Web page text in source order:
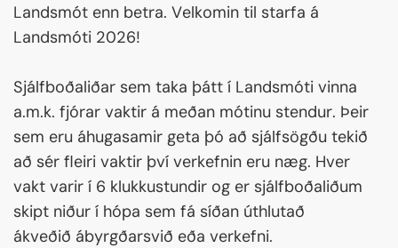
Landsmót enn betra. Velkomin til starfa á
Landsmóti 2026!
Sjálfboðaliðar sem taka þátt í Landsmóti vinna
a.m.k. fjórar vaktir á meðan mótinu stendur. Þeir
sem eru áhugasamir geta þó að sjálfsögðu tekið
að sér fleiri vaktir því verkefnin eru næg. Hver
vakt varir í 6 klukkustundir og er sjálfboðaliðum
skipt niður í hópa sem fá síðan úthlutað
ákveðið ábyrgðarsvið eða verkefni.